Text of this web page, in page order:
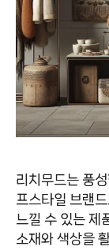
리치무드는 풍
프스타일 브랜
느낄 수 있는 제
소재와 색상을